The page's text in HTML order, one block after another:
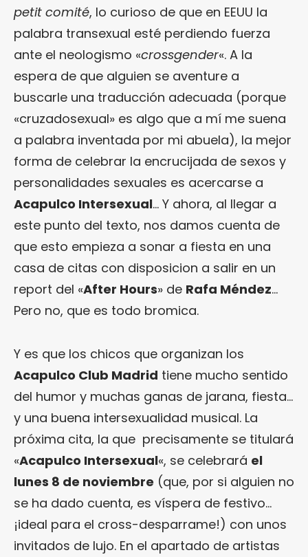
petit comité, lo curioso de que en EEUU la
palabra transexual esté perdiendo fuerza
ante el neologismo «crossgender«. A la
espera de que alguien se aventure a
buscarle una traducción adecuada (porque
«cruzadosexual» es algo que a mí me suena
a palabra inventada por mi abuela), la mejor
forma de celebrar la encrucijada de sexos y
personalidades sexuales es acercarse a
Acapulco Intersexual… Y ahora, al llegar a
este punto del texto, nos damos cuenta de
que esto empieza a sonar a fiesta en una
casa de citas con disposicion a salir en un
report del «After Hours» de Rafa Méndez…
Pero no, que es todo bromica.
Y es que los chicos que organizan los
Acapulco Club Madrid tiene mucho sentido
del humor y muchas ganas de jarana, fiesta…
y una buena intersexualidad musical. La
próxima cita, la que precisamente se titulará
«Acapulco Intersexual«, se celebrará el
lunes 8 de noviembre (que, por si alguien no
se ha dado cuenta, es víspera de festivo…
¡ideal para el cross-desparrame!) con unos
invitados de lujo. En el apartado de artistas